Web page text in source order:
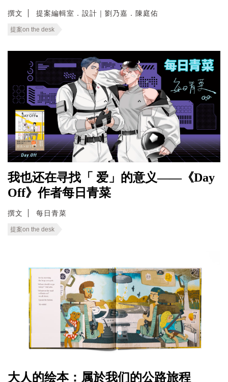
撰文 提案編輯室．設計｜劉乃嘉．陳庭佑
提案on the desk
我也还在寻找「 爱」的意义——《Day
Off》作者每日青菜
撰文 每日青菜
提案on the desk
大人的绘本：属於我们的公路旅程